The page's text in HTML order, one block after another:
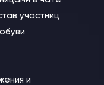
участниц
и